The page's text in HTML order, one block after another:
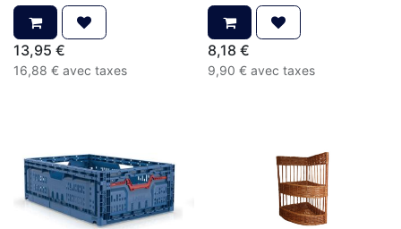
13,95 €
16,88 € avec taxes
8,18 €
9,90 € avec taxes